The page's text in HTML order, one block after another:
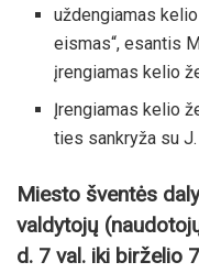
uždengiamas
eismas“, esantis
įrengiamas kelio
Įrengiamas kelio
ties sankryža su
Miesto šventės
valdytojų
d. 7 val. iki birželio